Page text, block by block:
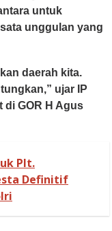
untuk
unggulan yang
daerah kita.
ujar IP
di GOR H Agus
Plt.
Definitif